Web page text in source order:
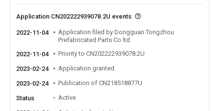
Application CN202222939078.2U events
2022-11-04
Application filed by Dongguan Tongzhou
Prefabricated Parts Co ltd
2022-11-04
Priority to CN202222939078.2U
2023-02-24 Application granted
2023-02-24 Publication of CN218518877U
Status Active